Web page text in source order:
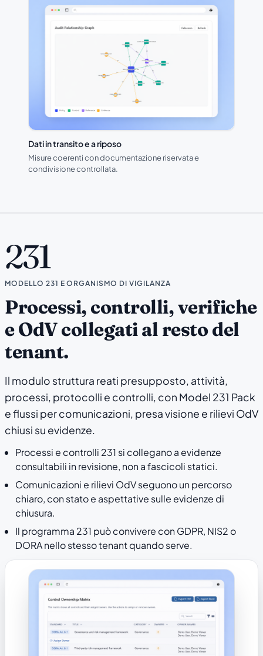
Dati in transito e a riposo
Misure coerenti con documentazione riservata e
condivisione controllata.
231
MODELLO 231 E ORGANISMO DI VIGILANZA
Processi, controlli, verifiche
e OdV collegati al resto del
tenant.
Il modulo struttura reati presupposto, attività,
processi, protocolli e controlli, con Model 231 Pack
e flussi per comunicazioni, presa visione e rilievi OdV
chiusi su evidenze.
Processi e controlli 231 si collegano a evidenze
consultabili in revisione, non a fascicoli statici.
Comunicazioni e rilievi OdV seguono un percorso
chiaro, con stato e aspettative sulle evidenze di
chiusura.
Il programma 231 può convivere con GDPR, NIS2 o
DORA nello stesso tenant quando serve.